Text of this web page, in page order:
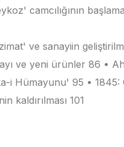
camcılığının
ve sanayiin
ve yeni ürünler 86 •
Hümayunu' 95 •
kaldırılması 101